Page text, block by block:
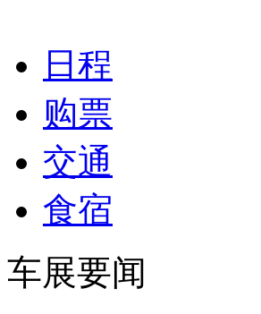
日程
购票
交通
食宿
车展要闻